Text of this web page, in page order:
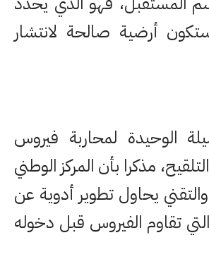
أرضية صالحة لانتشار
الوحيدة لمحاربة فيروس
هي التلقيح، مذكرا بأن المركز الوطني
يحاول تطوير أدوية عن
تقاوم الفيروس قبل دخوله